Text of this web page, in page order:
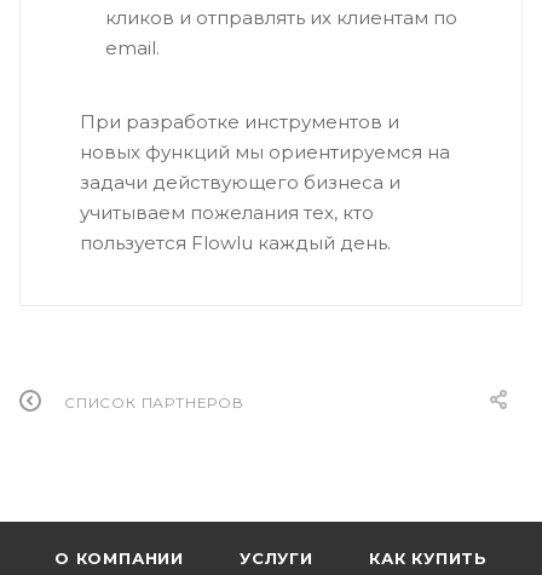
кликов и отправлять их клиентам по
email.
При разработке инструментов и
новых функций мы ориентируемся на
задачи действующего бизнеса и
учитываем пожелания тех, кто
пользуется Flowlu каждый день.
СПИСОК ПАРТНЕРОВ
О КОМПАНИИ УСЛУГИ КАК КУПИТЬ